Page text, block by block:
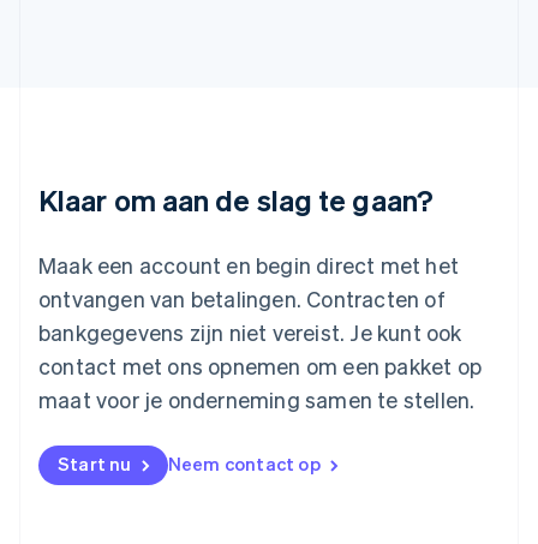
Klaar om aan de slag te gaan?
Maak een account en begin direct met het
ontvangen van betalingen. Contracten of
bankgegevens zijn niet vereist. Je kunt ook
contact met ons opnemen om een pakket op
maat voor je onderneming samen te stellen.
Start nu Neem contact op
FrançaisDeutschEnglish
English
Malta
English
Mexico
Nederland
NederlandsEnglish
English
Noorwegen